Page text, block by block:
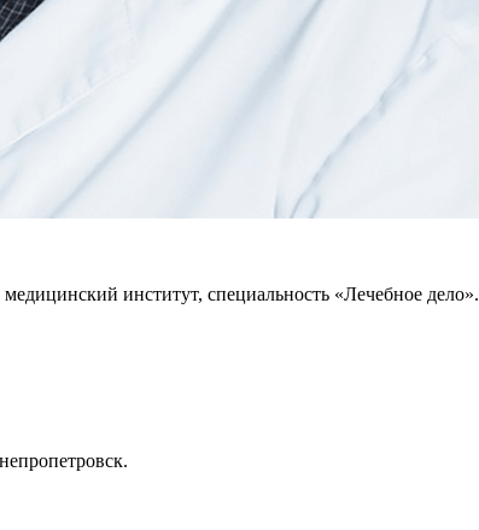
институт, специальность «Лечебное дело».